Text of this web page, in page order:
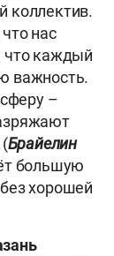
коллектив.
нас
что каждый
важность.
–
Брайелин
большую
хорошей